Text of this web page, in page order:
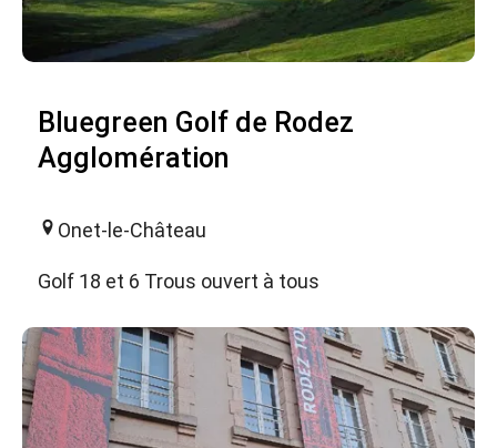
Bluegreen Golf de Rodez
Agglomération
Onet-le-Château
Golf 18 et 6 Trous ouvert à tous